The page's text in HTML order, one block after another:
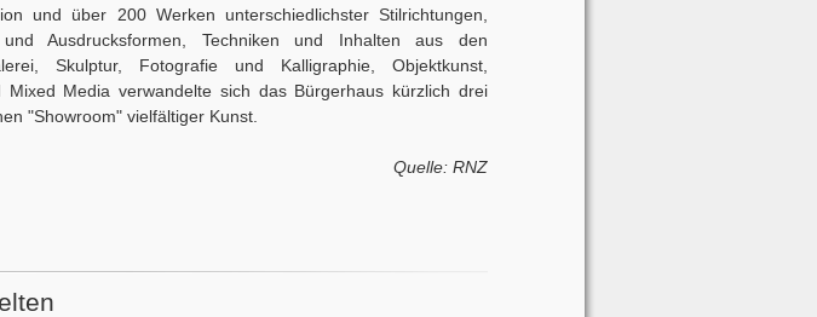
und über 200 Werken unterschiedlichster Stilrichtungen,
und Ausdrucksformen, Techniken und Inhalten aus den
Skulptur, Fotografie und Kalligraphie, Objektkunst,
Mixed Media verwandelte sich das Bürgerhaus kürzlich drei
"Showroom" vielfältiger Kunst.
Quelle: RNZ